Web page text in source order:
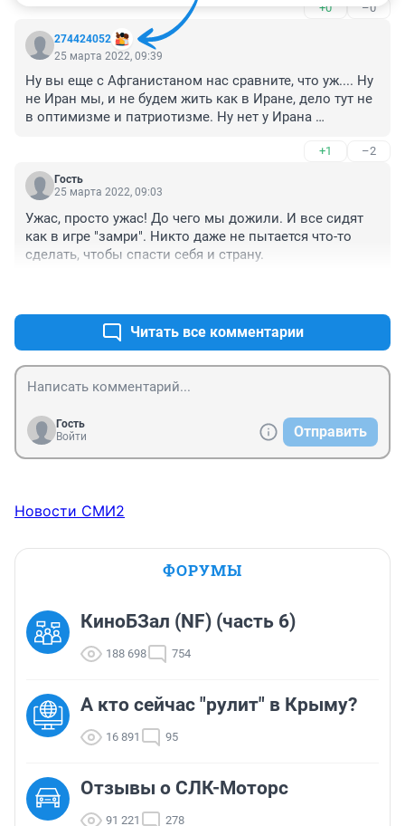
денег нет....
+0 –0
274424052
25 марта 2022, 09:39
Ну вы еще с Афганистаном нас сравните, что уж.... Ну
не Иран мы, и не будем жить как в Иране, дело тут не
в оптимизме и патриотизме. Ну нет у Ирана
в лидеры. А у нас есть. У нас просто лень матушка. Но
любой кризис- это время возможностей. А в данном
случае придется поднимать пятую точку и
не спорит, но это все преодолимо. Мы после ВОВ
восстановились и поднялись, неужто без Макдака и
Айфона умрем?
+1 –2
Гость
25 марта 2022, 09:03
Ужас, просто ужас! До чего мы дожили. И все сидят
как в игре "замри". Никто даже не пытается что-то
сделать, чтобы спасти себя и страну.
Читать все комментарии
Гость
Войти
Отправить
Новости СМИ2
ФОРУМЫ
КиноБЗал (NF) (часть 6)
188 698 754
А кто сейчас "рулит" в Крыму?
16 891 95
Отзывы о СЛК-Моторс
91 221 278